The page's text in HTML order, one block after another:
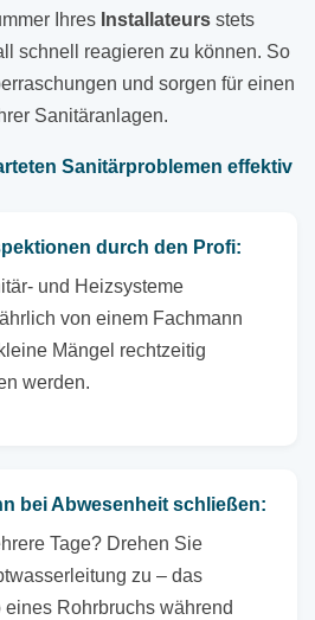
Ihres Installateurs stets
schnell reagieren zu können. So
und sorgen für einen
Sanitäranlagen.
Sanitärproblemen effektiv
durch den Profi:
und Heizsysteme
von einem Fachmann
Mängel rechtzeitig
werden.
bei Abwesenheit schließen:
Tage? Drehen Sie
zu – das
Rohrbruchs während